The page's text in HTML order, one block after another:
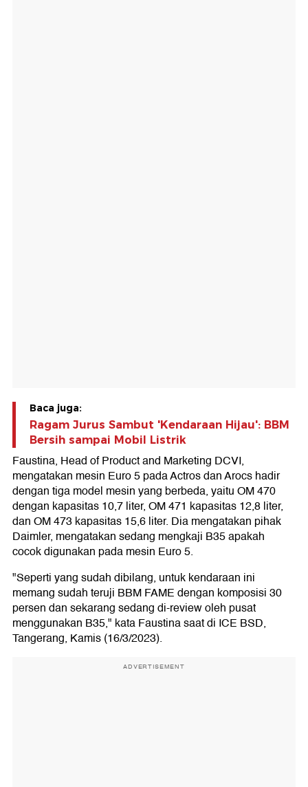
Baca juga:
Ragam Jurus Sambut 'Kendaraan Hijau': BBM
Bersih sampai Mobil Listrik
Faustina, Head of Product and Marketing DCVI,
mengatakan mesin Euro 5 pada Actros dan Arocs hadir
dengan tiga model mesin yang berbeda, yaitu OM 470
dengan kapasitas 10,7 liter, OM 471 kapasitas 12,8 liter,
dan OM 473 kapasitas 15,6 liter. Dia mengatakan pihak
Daimler, mengatakan sedang mengkaji B35 apakah
cocok digunakan pada mesin Euro 5.
"Seperti yang sudah dibilang, untuk kendaraan ini
memang sudah teruji BBM FAME dengan komposisi 30
persen dan sekarang sedang di-review oleh pusat
menggunakan B35," kata Faustina saat di ICE BSD,
Tangerang, Kamis (16/3/2023).
ADVERTISEMENT